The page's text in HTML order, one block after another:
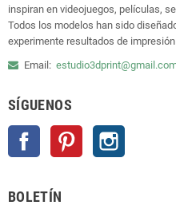
inspiran en videojuegos, películas,
Todos los modelos han sido
experimente resultados de
Email:
SÍGUENOS
Facebook Pinterest
BOLETÍN